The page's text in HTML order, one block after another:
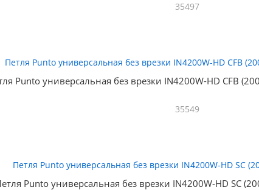
35497
Punto универсальная без врезки IN4200W-HD CFB
35549
Punto универсальная без врезки IN4200W-HD SC